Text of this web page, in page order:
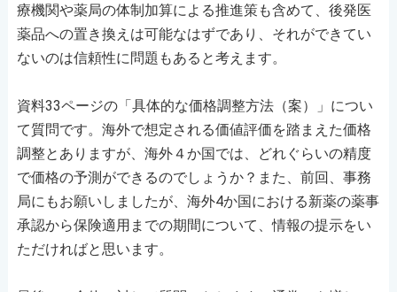
療機関や薬局の体制加算による推進策も含めて、後発医
薬品への置き換えは可能なはずであり、それができてい
ないのは信頼性に問題もあると考えます。
資料33ページの「具体的な価格調整方法（案）」につい
て質問です。海外で想定される価値評価を踏まえた価格
調整とありますが、海外４か国では、どれぐらいの精度
で価格の予測ができるのでしょうか？また、前回、事務
局にもお願いしましたが、海外4か国における新薬の薬事
承認から保険適用までの期間について、情報の提示をい
ただければと思います。